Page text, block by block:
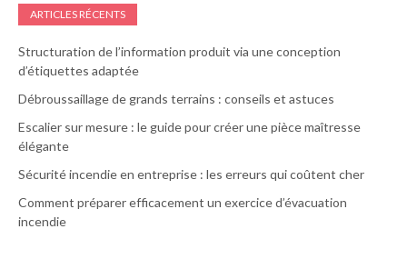
ARTICLES RÉCENTS
Structuration de l’information produit via une conception
d’étiquettes adaptée
Débroussaillage de grands terrains : conseils et astuces
Escalier sur mesure : le guide pour créer une pièce maîtresse
élégante
Sécurité incendie en entreprise : les erreurs qui coûtent cher
Comment préparer efficacement un exercice d’évacuation
incendie